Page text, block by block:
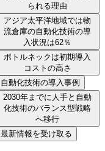
られる理由
アジア太平洋地域では物
流倉庫の自動化技術の導
入状況は62％
ボトルネックは初期導入
コストの高さ
自動化技術の導入事例
2030年までに人手と自動
化技術のバランス型戦略
へ移行
最新情報を受け取る